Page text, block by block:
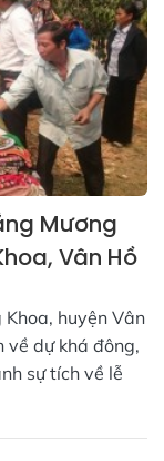
Mương
Vân Hồ
huyện Vân
về dự khá đông,
sự tích về lễ